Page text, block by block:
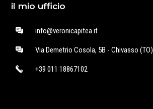
il mio ufficio
info@veronicapitea.it
Via Demetrio Cosola, 5B - Chivasso (TO)
+39 011 18867102